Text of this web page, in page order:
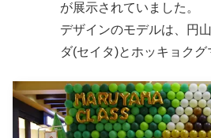
が展示されていました。
デザインのモデルは、円
ダ(セイタ)とホッキョクグ